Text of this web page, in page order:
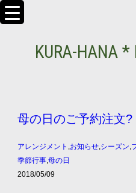
KURA-HANA *
母の日のご予約注文?
アレンジメント ,お知らせ,シーズン,
季節行事,母の日
2018/05/09